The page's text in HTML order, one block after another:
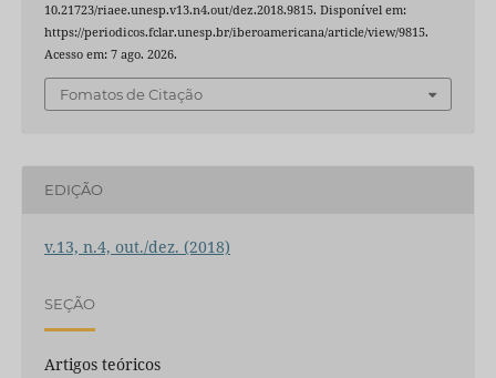
10.21723/riaee.unesp.v13.n4.out/dez.2018.9815. Disponível em:
https://periodicos.fclar.unesp.br/iberoamericana/article/view/9815.
Acesso em: 7 ago. 2026.
Fomatos de Citação
EDIÇÃO
v.13, n.4, out./dez. (2018)
SEÇÃO
Artigos teóricos